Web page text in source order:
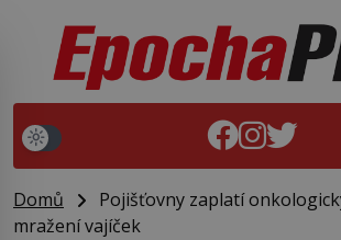
Domů
Pojišťovny zaplatí
mražení vajíček